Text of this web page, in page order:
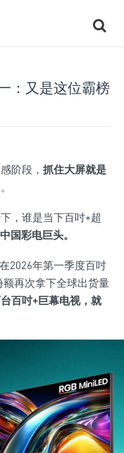
：又是这位霸榜
阶段， 抓住大屏就是
，谁是当下百吋+超
国彩电巨头。
2026年第一季度百吋
再次拿下全球出货量
百吋+巨幕电视，就